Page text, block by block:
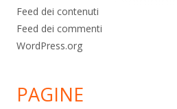
Feed dei contenuti
Feed dei commenti
WordPress.org
PAGINE